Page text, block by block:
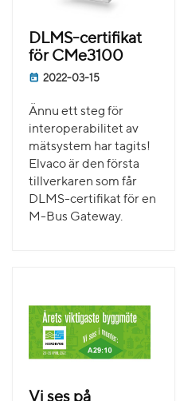
DLMS-certifikat
för CMe3100
2022-03-15
Ännu ett steg för
interoperabilitet av
mätsystem har tagits!
Elvaco är den första
tillverkaren som får
DLMS-certifikat för en
M-Bus Gateway.